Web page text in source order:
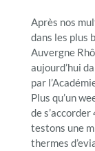
Après nos
dans les plus
Auvergne
aujourd’hui
par
Plus qu’un
de
testons une
thermes